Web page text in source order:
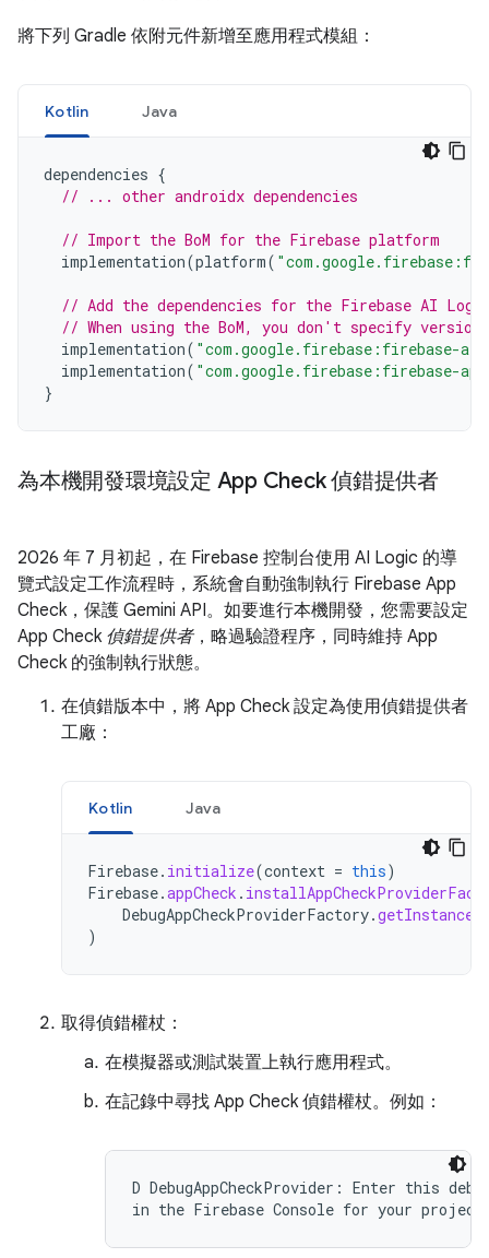
將下列 Gradle 依附元件新增至應用程式模組：
Kotlin Java
dependencies {
// ... other androidx dependencies
// Import the BoM for the Firebase platform
implementation(platform(
// Add the dependencies for the Firebase AI
// When using the BoM, you don't specify
implementation( "com.google.firebase:firebase-ai"
implementation( "com.google.firebase:firebase-
}
為本機開發環境設定 App Check 偵錯提供者
2026 年 7 月初起，在 Firebase 控制台使用 AI Logic 的導
覽式設定工作流程時，系統會自動強制執行 Firebase App
Check，保護 Gemini API。如要進行本機開發，您需要設定
App Check 偵錯提供者，略過驗證程序，同時維持 App
Check 的強制執行狀態。
在偵錯版本中，將 App Check 設定為使用偵錯提供者
工廠：
Kotlin Java
Firebase. initialize(context = this)
Firebase.appCheck .
DebugAppCheckProviderFactory.getInstance
)
取得偵錯權杖：
在模擬器或測試裝置上執行應用程式。
在記錄中尋找 App Check 偵錯權杖。例如：
D DebugAppCheckProvider: Enter this